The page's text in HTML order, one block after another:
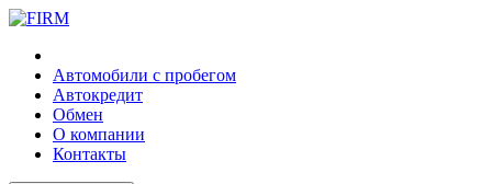
Автомобили с пробегом
Автокредит
Обмен
О компании
Контакты